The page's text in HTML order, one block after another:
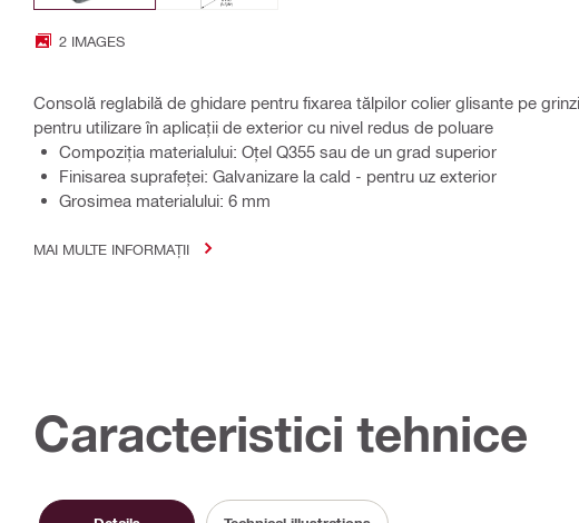
2 IMAGES
Consolă reglabilă de ghidare pentru fixarea tălpilor colier glisante pe
pentru utilizare în aplicații de exterior cu nivel redus de poluare
Compoziţia materialului: Oțel Q355 sau de un grad superior
Finisarea suprafeţei: Galvanizare la cald - pentru uz exterior
Grosimea materialului: 6 mm
MAI MULTE INFORMAȚII
Caracteristici tehnice